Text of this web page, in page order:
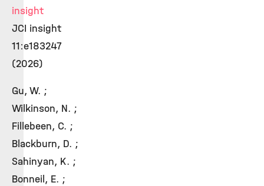
insight
JCI insight
11:e183247
(2026)
Gu, W. ;
Wilkinson, N. ;
Fillebeen, C. ;
Blackburn, D. ;
Sahinyan, K. ;
Bonneil, E. ;